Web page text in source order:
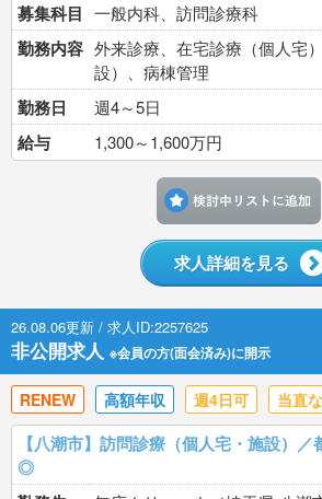
募集科目 一般内科、訪問診療科
勤務内容 外来診療、在宅診療（個人宅
設）、病棟管理
勤務日 週4～5日
給与 1,300～1,600万円
求人詳細を見る
26.08.06更新 / 求人ID:2257625
非公開求人 ※会員の方(面会済み)に開示
RENEW 高額年収 週4日可 当直
【八潮市】訪問診療（個人宅・施設）
◎